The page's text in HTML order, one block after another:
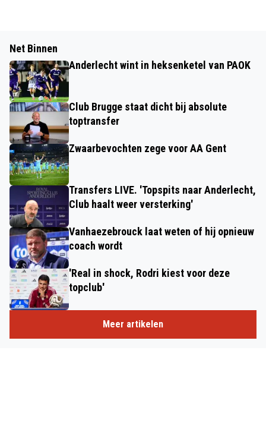
Net Binnen
Anderlecht wint in heksenketel van PAOK
Club Brugge staat dicht bij absolute
toptransfer
Zwaarbevochten zege voor AA Gent
Transfers LIVE. 'Topspits naar Anderlecht,
Club haalt weer versterking'
Vanhaezebrouck laat weten of hij opnieuw
coach wordt
'Real in shock, Rodri kiest voor deze
topclub'
Meer artikelen